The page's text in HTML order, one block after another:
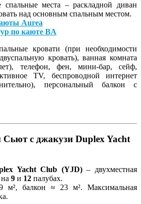
спальные места – раскладной диван
над основным спальным местом.
Aurea
по каюте BA
кровати (при необходимости
кровать), ванная комната
телефон, фен, мини-бар, сейф,
TV, беспроводной интернет
персональный балкон с
с джакузи Duplex Yacht
Yacht Club (YJD)– двухместная
9 и 12 палубах.
балкон ≈ 23 м². Максимальная